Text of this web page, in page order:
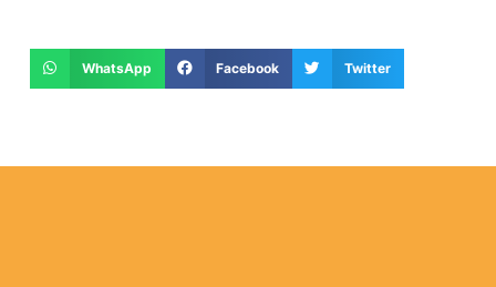
WhatsApp Facebook Twitter